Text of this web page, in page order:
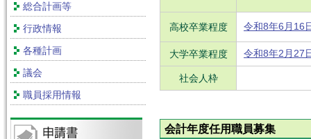
総合計画等
行政情報
各種計画
議会
職員採用情報
高校卒業程度 令和8年6月16
大学卒業程度 令和8年2月27
社会人枠
会計年度任用職員募集